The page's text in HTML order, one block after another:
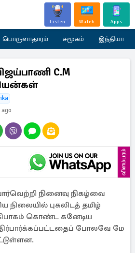
Listen Watch Apps
பொருளாதாரம் சமூகம் இந்தியா
C.M
விளம்பரம்
நினைவு நிகழ்வை
நிலையில் புகலிடத் தமிழ்
கொண்ட கனேடிய
போலவே மே